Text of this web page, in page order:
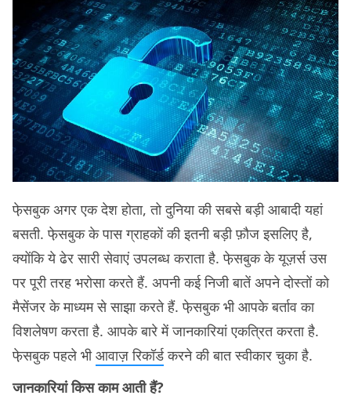
फे़सबुक अगर एक देश होता, तो दुनिया की सबसे बड़ी आबादी यहां
बसती. फे़सबुक के पास ग्राहकों की इतनी बड़ी फ़ौज इसलिए है,
क्योंकि ये ढेर सारी सेवाएं उपलब्ध कराता है. फे़सबुक के यूज़र्स उस
पर पूरी तरह भरोसा करते हैं. अपनी कई निजी बातें अपने दोस्तों को
मैसेंजर के माध्यम से साझा करते हैं. फे़सबुक भी आपके बर्ताव का
विशलेषण करता है. आपके बारे में जानकारियां एकत्रित करता है.
फे़सबुक पहले भीआवाज़ रिकॉर्डकरने की बात स्वीकार चुका है.
जानकारियां किस काम आती हैं?